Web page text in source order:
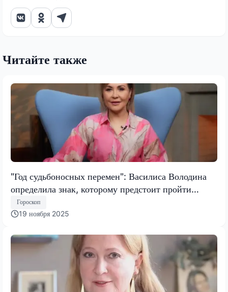
Читайте также
"Год судьбоносных перемен": Василиса Володина
определила знак, которому предстоит пройти
испытание, меняющее все
Гороскоп
19 ноября 2025